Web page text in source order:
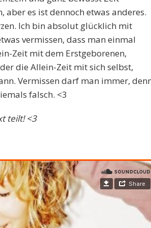
aber es ist dennoch etwas anderes.
Ich bin absolut glücklich mit
vermissen, dass man einmal
Zeit mit dem Erstgeborenen,
die Allein-Zeit mit sich selbst,
Vermissen darf man immer,
falsch. <3
teilt! <3